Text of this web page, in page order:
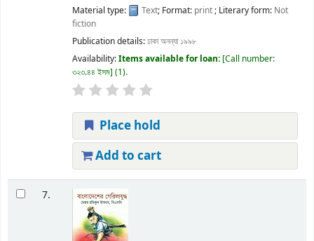
Material type:
Text; Format: print; Literary form: Not
fiction
Publication details:ঢাকাঅনন্যা ১৯৯৮
Availability:Items available for loan: Call number:
৩২৩.৪৪ ইসম (1).
Place hold
Add to cart
7.